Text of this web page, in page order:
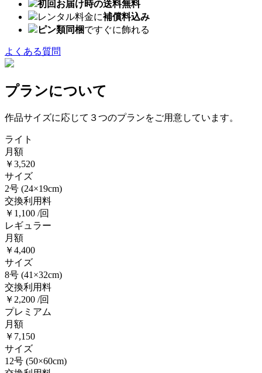
初回お届け時の送料無料
レンタル料金に補償料込み
ピン類同梱ですぐに飾れる
よくある質問
プランについて
作品サイズに応じて３つのプランをご用意しています。
ライト
月額
￥3,520
サイズ
2号 (24×19cm)
交換利用料
￥1,100 /回
レギュラー
月額
￥4,400
サイズ
8号 (41×32cm)
交換利用料
￥2,200 /回
プレミアム
月額
￥7,150
サイズ
12号 (50×60cm)